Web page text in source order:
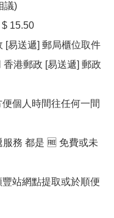
議)
15.50
[易送遞] 郵局櫃位取件
港郵政 [易送遞] 郵政
務 都是 🆓 免費或未